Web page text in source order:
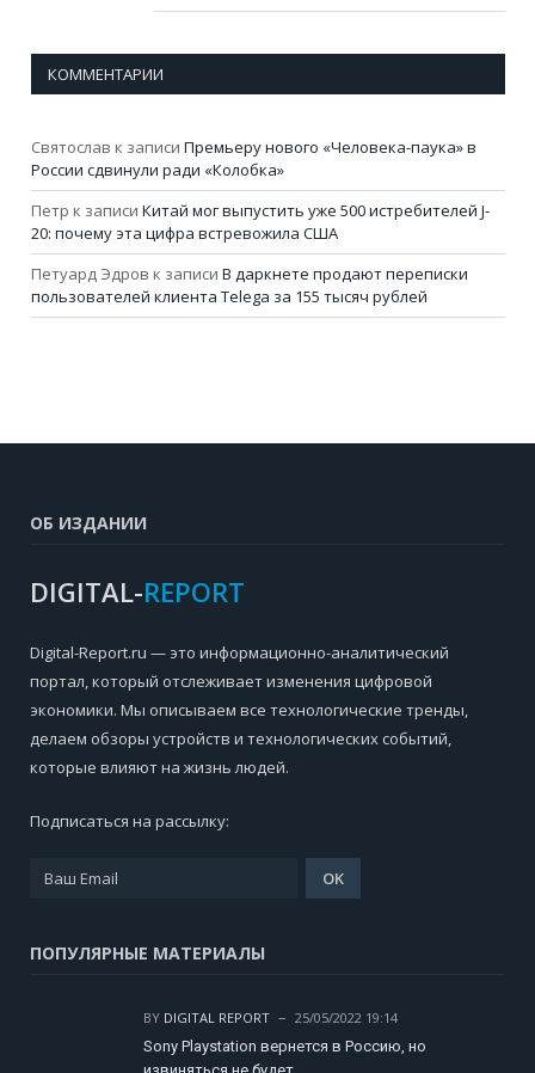
КОММЕНТАРИИ
Святослав к записи Премьеру нового «Человека-паука» в
России сдвинули ради «Колобка»
Петр к записи Китай мог выпустить уже 500 истребителей J-
20: почему эта цифра встревожила США
Петуард Эдров к записи В даркнете продают переписки
пользователей клиента Telega за 155 тысяч рублей
ОБ ИЗДАНИИ
DIGITAL-REPORT
Digital-Report.ru — это информационно-аналитический
портал, который отслеживает изменения цифровой
экономики. Мы описываем все технологические тренды,
делаем обзоры устройств и технологических событий,
которые влияют на жизнь людей.
Подписаться на рассылку:
ПОПУЛЯРНЫЕ МАТЕРИАЛЫ
BY DIGITAL REPORT
25/05/2022 19:14
Sony Playstation вернется в Россию, но